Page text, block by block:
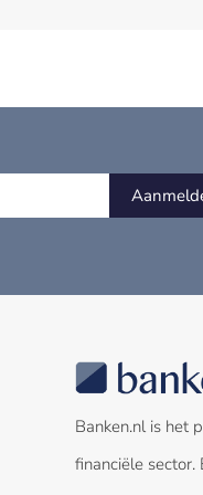
Banken.nl is het
financiële